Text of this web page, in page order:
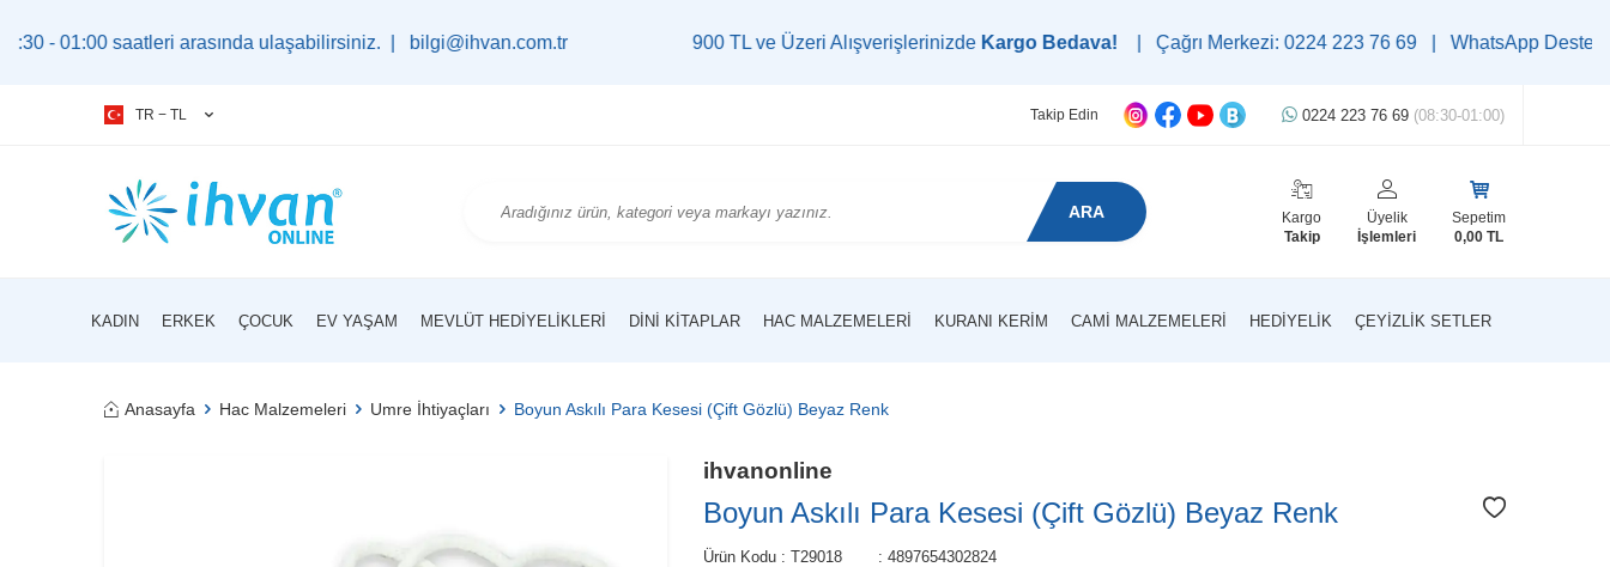
saatleri arasında ulaşabilirsiniz. | bilgi@ihvan.com.tr 900 TL ve Üzeri AlışverişlerinizdeKargo Bedava! | Çağrı Merkezi: 0224 223 76 69 | WhatsApp Destek Hattı:
TR − TL Takip Edin 0224 223 76 69 (08:30-01:00)
ARA
Kargo
Takip
Üyelik
İşlemleri
Sepetim
0,00 TL
KADIN ERKEK ÇOCUK EV YAŞAM MEVLÜT HEDIYELIKLERI DINI KITAPLAR HAC MALZEMELERI KURANI KERIM CAMI MALZEMELERI HEDIYELIK ÇEYIZLIK SETLER
Anasayfa Hac Malzemeleri Umre İhtiyaçları Boyun Askılı Para Kesesi (Çift Gözlü) Beyaz Renk
ihvanonline
Boyun Askılı Para Kesesi (Çift Gözlü) Beyaz Renk
Ürün Kodu : T29018 : 4897654302824